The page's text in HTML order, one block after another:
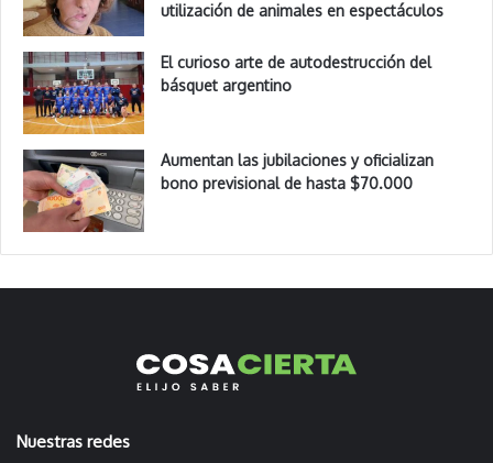
utilización de animales en espectáculos
El curioso arte de autodestrucción del
básquet argentino
Aumentan las jubilaciones y oficializan
bono previsional de hasta $70.000
Nuestras redes